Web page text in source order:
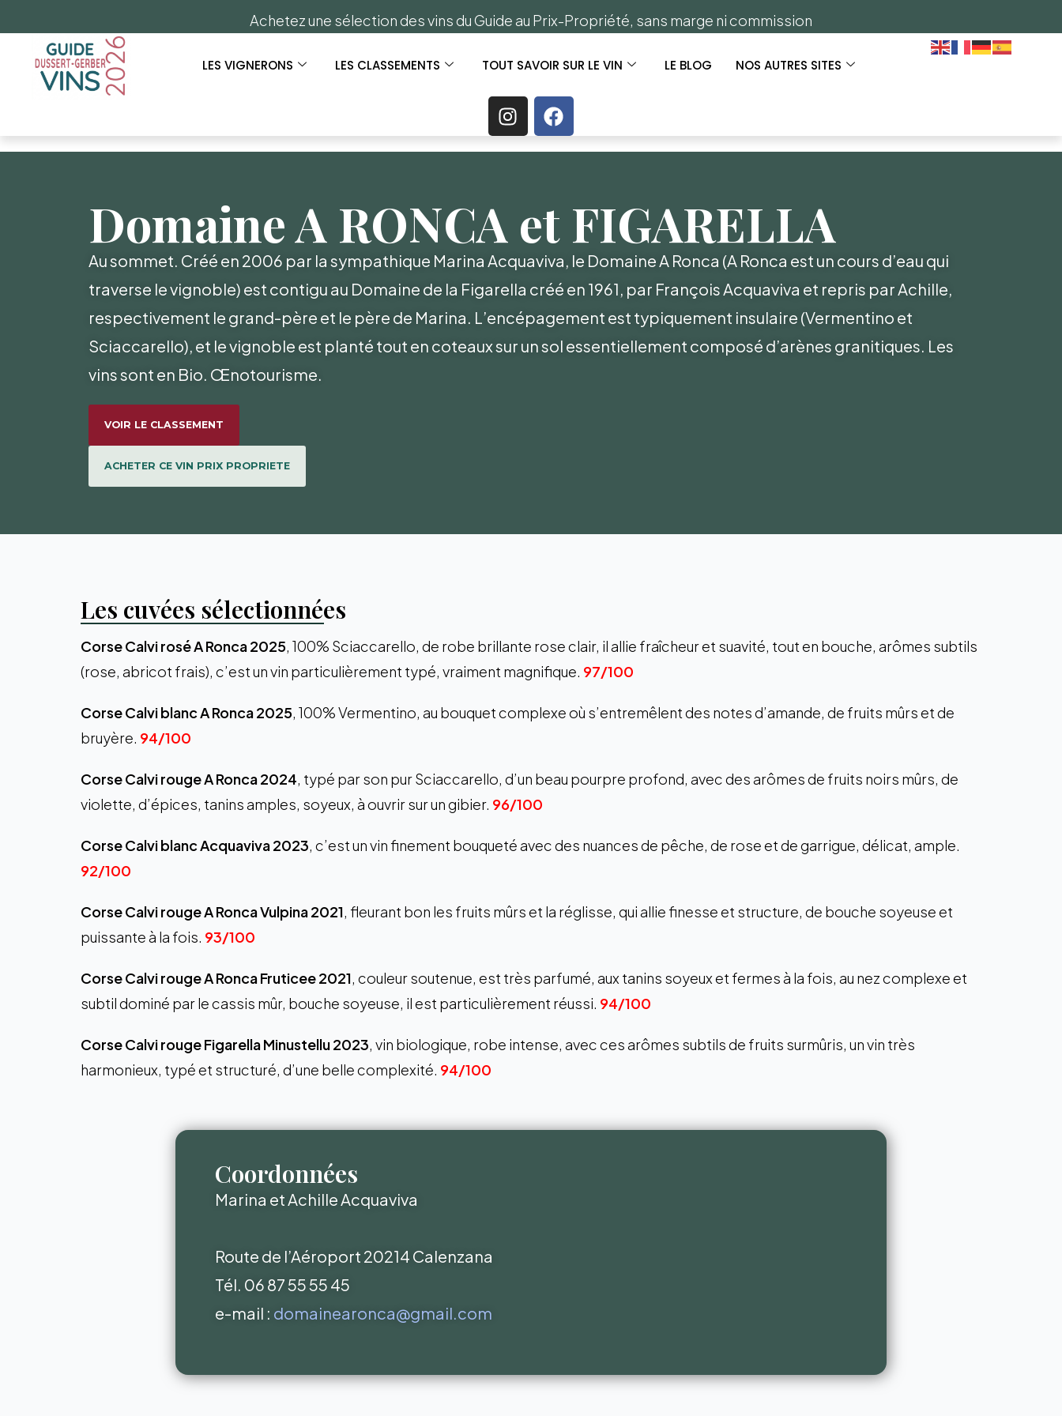
Achetez une sélection des vins du Guide au Prix-Propriété, sans marge ni commission
LES VIGNERONS LES CLASSEMENTS TOUT SAVOIR SUR LE VIN LE BLOG NOS AUTRES SITES
Domaine A RONCA et FIGARELLA
Au sommet. Créé en 2006 par la sympathique Marina Acquaviva, le Domaine A Ronca (A Ronca est un cours d’eau qui
traverse le vignoble) est contigu au Domaine de la Figarella créé en 1961, par François Acquaviva et repris par Achille,
respectivement le grand-père et le père de Marina. L’encépagement est typiquement insulaire (Vermentino et
Sciaccarello), et le vignoble est planté tout en coteaux sur un sol essentiellement composé d’arènes granitiques. Les
vins sont en Bio. Œnotourisme.
VOIR LE CLASSEMENT
ACHETER CE VIN PRIX PROPRIETE
Les cuvées sélectionnées
Corse Calvi rosé A Ronca 2025, 100% Sciaccarello, de robe brillante rose clair, il allie fraîcheur et suavité, tout en bouche, arômes subtils
(rose, abricot frais), c’est un vin particulièrement typé, vraiment magnifique. 97/100
Corse Calvi blanc A Ronca 2025, 100% Vermentino, au bouquet complexe où s’entremêlent des notes d’amande, de fruits mûrs et de
bruyère. 94/100
Corse Calvi rouge A Ronca 2024, typé par son pur Sciaccarello, d’un beau pourpre profond, avec des arômes de fruits noirs mûrs, de
violette, d’épices, tanins amples, soyeux, à ouvrir sur un gibier. 96/100
Corse Calvi blanc Acquaviva 2023, c’est un vin finement bouqueté avec des nuances de pêche, de rose et de garrigue, délicat, ample.
92/100
Corse Calvi rouge A Ronca Vulpina 2021, fleurant bon les fruits mûrs et la réglisse, qui allie finesse et structure, de bouche soyeuse et
puissante à la fois. 93/100
Corse Calvi rouge A Ronca Fruticee 2021, couleur soutenue, est très parfumé, aux tanins soyeux et fermes à la fois, au nez complexe et
subtil dominé par le cassis mûr, bouche soyeuse, il est particulièrement réussi. 94/100
Corse Calvi rouge Figarella Minustellu 2023, vin biologique, robe intense, avec ces arômes subtils de fruits surmûris, un vin très
harmonieux, typé et structuré, d’une belle complexité. 94/100
Coordonnées
Marina et Achille Acquaviva
Route de l’Aéroport 20214 Calenzana
Tél. 06 87 55 55 45
e-mail : domainearonca@gmail.com